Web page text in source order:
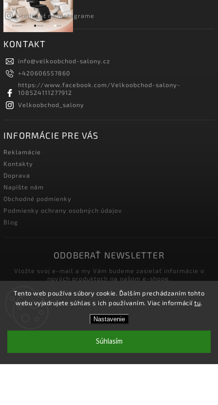
Tento web používa súbory cookie. Ďalším prechádzaním tohto
webu vyjadrujete súhlas s ich používaním. Viac informáciítu.
Nastavenie
Súhlasím
Zľavy pre podnikateľov! Zaregistrujte sa a získajte v
košíku Zľavu 5%! Nie je možné kombinovať s inými
zľavami.
Sledovať na Instagrame
KONTAKT
info@velkoobchod-salony.cz
+420606557860
https://www.facebook.com/Velkoobchod-salony-
108524111277912
Velkoobchod_salony
INFORMÁCIE PRE VÁS
Reklamácie
Kontakty
Doprava
Napíšte nám
Obchodné podmienky
Podmienky ochrany osobných údajov
Blog
ODOBERAŤ NEWSLETTER
Vložte svoj e-mail a my Vám budeme zasielať informácie o
nových produktoch na našom e-shope.